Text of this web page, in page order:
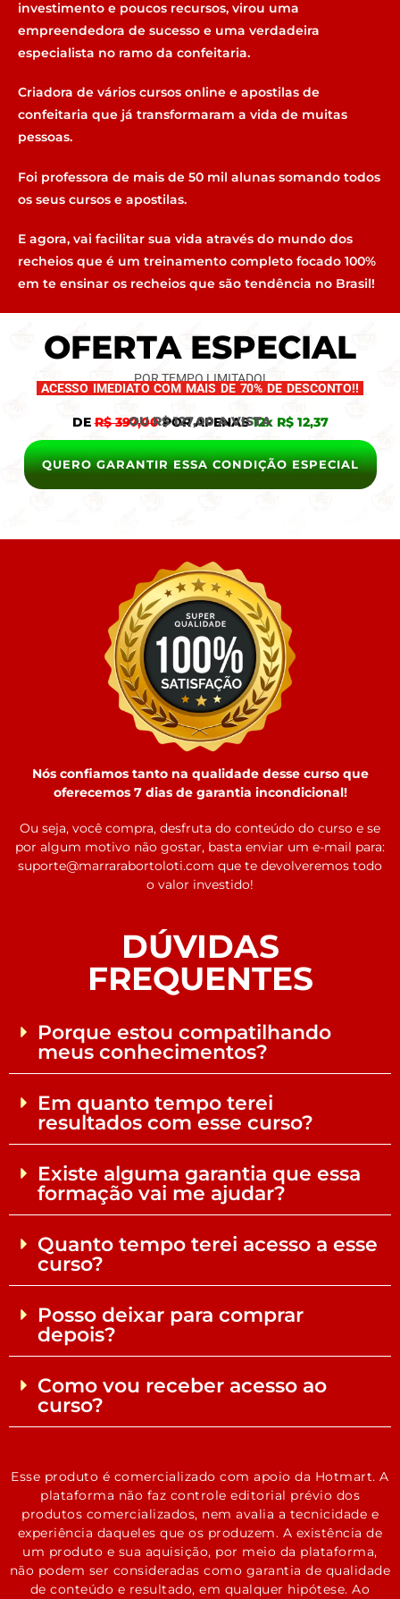
investimento e poucos recursos, virou uma
empreendedora de sucesso e uma verdadeira
especialista no ramo da confeitaria.
Criadora de vários cursos online e apostilas de
confeitaria que já transformaram a vida de muitas
pessoas.
Foi professora de mais de 50 mil alunas somando todos
os seus cursos e apostilas.
E agora, vai facilitar sua vida através do mundo dos
recheios que é um treinamento completo focado 100%
em te ensinar os recheios que são tendência no Brasil!
OFERTA ESPECIAL
POR TEMPO LIMITADO!
ACESSO IMEDIATO COM MAIS DE 70% DE DESCONTO!!
DE R$ 397,00 POR APENAS 12x R$ 12,37
OU R$ 127,00 A VISTA
QUERO GARANTIR ESSA CONDIÇÃO ESPECIAL
Nós confiamos tanto na qualidade desse curso que
oferecemos 7 dias de garantia incondicional!
Ou seja, você compra, desfruta do conteúdo do curso e se
por algum motivo não gostar, basta enviar um e-mail para:
suporte@marrarabortoloti.com que te devolveremos todo
o valor investido!
DÚVIDAS
FREQUENTES
Porque estou compatilhando
meus conhecimentos?
Em quanto tempo terei
resultados com esse curso?
Existe alguma garantia que essa
formação vai me ajudar?
Quanto tempo terei acesso a esse
curso?
Posso deixar para comprar
depois?
Como vou receber acesso ao
curso?
Esse produto é comercializado com apoio da Hotmart. A
plataforma não faz controle editorial prévio dos
produtos comercializados, nem avalia a tecnicidade e
experiência daqueles que os produzem. A existência de
um produto e sua aquisição, por meio da plataforma,
não podem ser consideradas como garantia de qualidade
de conteúdo e resultado, em qualquer hipótese. Ao